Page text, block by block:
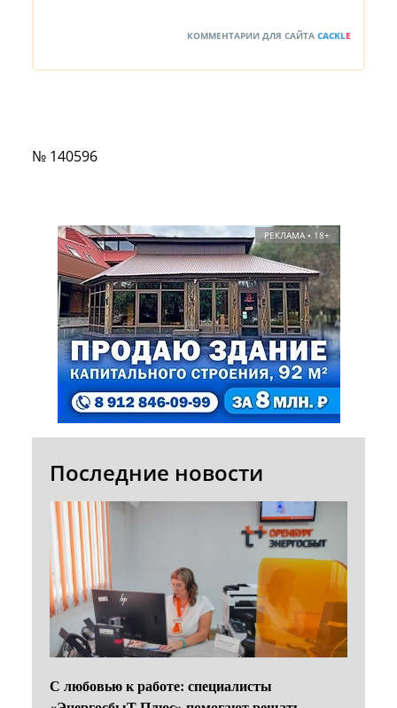
КОММЕНТАРИИ ДЛЯ САЙТА CACKLE
№ 140596
РЕКЛАМА • 18+
Последние новости
С любовью к работе: специалисты